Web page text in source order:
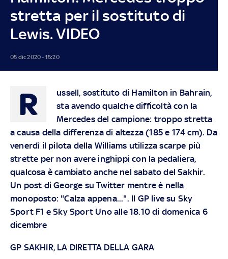
stretta per il sostituto di
Lewis. VIDEO
05 dic 2020 - 15:20
R
ussell, sostituto di Hamilton in Bahrain,
sta avendo qualche difficoltà con la
Mercedes del campione: troppo stretta
a causa della differenza di altezza (185 e 174 cm). Da
venerdì il pilota della Williams utilizza scarpe più
strette per non avere inghippi con la pedaliera,
qualcosa è cambiato anche nel sabato del Sakhir.
Un post di George su Twitter mentre è nella
monoposto: "Calza appena...". Il GP live su Sky
Sport F1 e Sky Sport Uno alle 18.10 di domenica 6
dicembre
GP SAKHIR, LA DIRETTA DELLA GARA